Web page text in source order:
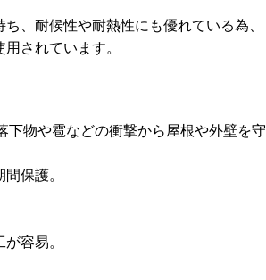
、耐候性や耐熱性にも優れている為、
されています。
物や雹などの衝撃から屋根や外壁を守
保護。
容易。